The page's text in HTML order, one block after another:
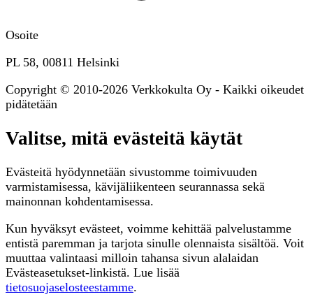
Osoite
PL 58, 00811 Helsinki
Copyright © 2010-2026 Verkkokulta Oy - Kaikki oikeudet
pidätetään
Valitse, mitä evästeitä käytät
Evästeitä hyödynnetään sivustomme toimivuuden
varmistamisessa, kävijäliikenteen seurannassa sekä
mainonnan kohdentamisessa.
Kun hyväksyt evästeet, voimme kehittää palvelustamme
entistä paremman ja tarjota sinulle olennaista sisältöä. Voit
muuttaa valintaasi milloin tahansa sivun alalaidan
Evästeasetukset-linkistä. Lue lisää
tietosuojaselosteestamme.